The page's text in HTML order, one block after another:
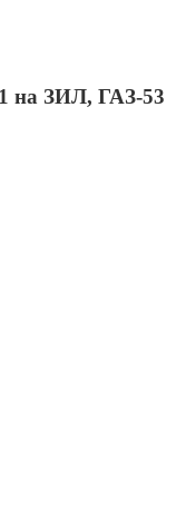
на ЗИЛ, ГАЗ-53